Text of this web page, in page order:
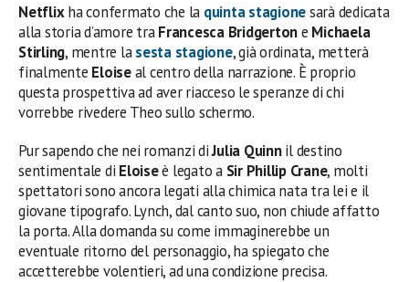
Netflixha confermato che la quinta stagionesarà dedicata
alla storia d’amore traFrancesca Bridgertone Michaela
Stirling, mentre la sesta stagione, già ordinata, metterà
finalmente Eloiseal centro della narrazione. È proprio
questa prospettiva ad aver riacceso le speranze di chi
vorrebbe rivedere Theo sullo schermo.
Pur sapendo che nei romanzi diJulia Quinnil destino
sentimentale di Eloiseè legato a Sir Phillip Crane, molti
spettatori sono ancora legati alla chimica nata tra lei e il
giovane tipografo. Lynch, dal canto suo, non chiude affatto
la porta. Alla domanda su come immaginerebbe un
eventuale ritorno del personaggio, ha spiegato che
accetterebbe volentieri, ad una condizione precisa.